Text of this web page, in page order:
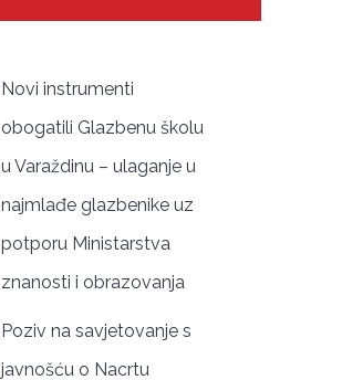
Novi instrumenti
obogatili Glazbenu školu
u Varaždinu – ulaganje u
najmlađe glazbenike uz
potporu Ministarstva
znanosti i obrazovanja
Poziv na savjetovanje s
javnošću o Nacrtu